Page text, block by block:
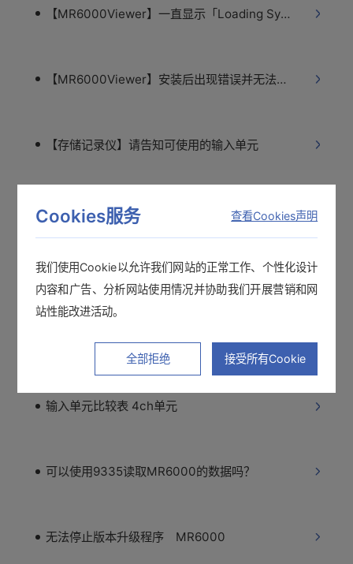
【MR6000Viewer】一直显示「Loading Systems...」，无法进入下一画面
【MR6000Viewer】安装后出现错误并无法运行
【存储记录仪】请告知可使用的输入单元
波形处理软件和WV的区别 记录仪
输入单元比较表 加速度单元
输入单元比较表 电流单元
输入单元比较表 4ch单元
可以使用9335读取MR6000的数据吗？
无法停止版本升级程序 MR6000
Cookies服务 查看Cookies声明
我们使用Cookie以允许我们网站的正常工作、个性化设计
内容和广告、分析网站使用情况并协助我们开展营销和网
站性能改进活动。
全部拒绝 接受所有Cookie